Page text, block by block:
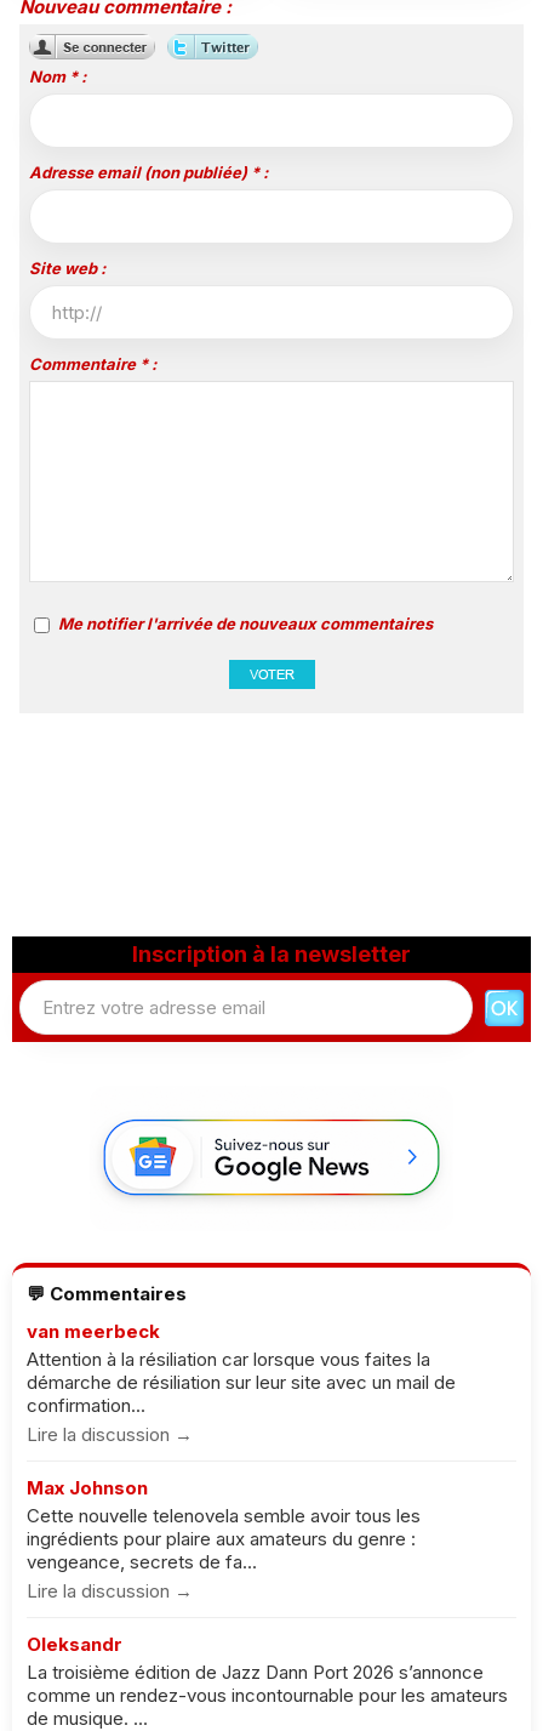
jusqu'en 2029, un revers
Nouveau commentaire :
Nom * :
Adresse email (non publiée) * :
Site web :
Commentaire * :
Me notifier l'arrivée de nouveaux commentaires
Inscription à la newsletter
💬 Commentaires
van meerbeck
Attention à la résiliation car lorsque vous faites la
démarche de résiliation sur leur site avec un mail de
confirmation...
Lire la discussion →
Max Johnson
Cette nouvelle telenovela semble avoir tous les
ingrédients pour plaire aux amateurs du genre :
vengeance, secrets de fa...
Lire la discussion →
Oleksandr
La troisième édition de Jazz Dann Port 2026 s’annonce
comme un rendez-vous incontournable pour les amateurs
de musique. ...